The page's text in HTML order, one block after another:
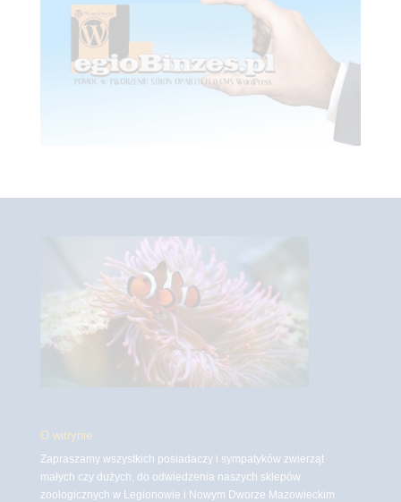
O witrynie
Zapraszamy wszystkich posiadaczy i sympatyków zwierząt
małych czy dużych, do odwiedzenia naszych sklepów
zoologicznych w Legionowie i Nowym Dworze Mazowieckim